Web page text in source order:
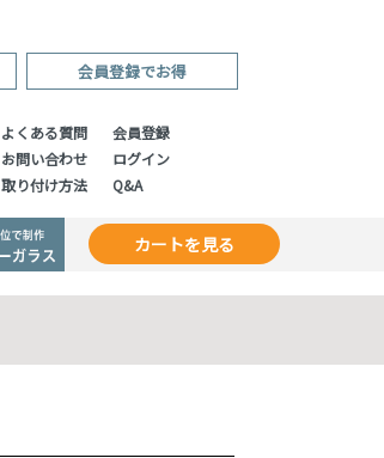
会員登録でお得
よくある質問
お問い合わせ
取り付け方法
会員登録
ログイン
Q&A
カートを見る